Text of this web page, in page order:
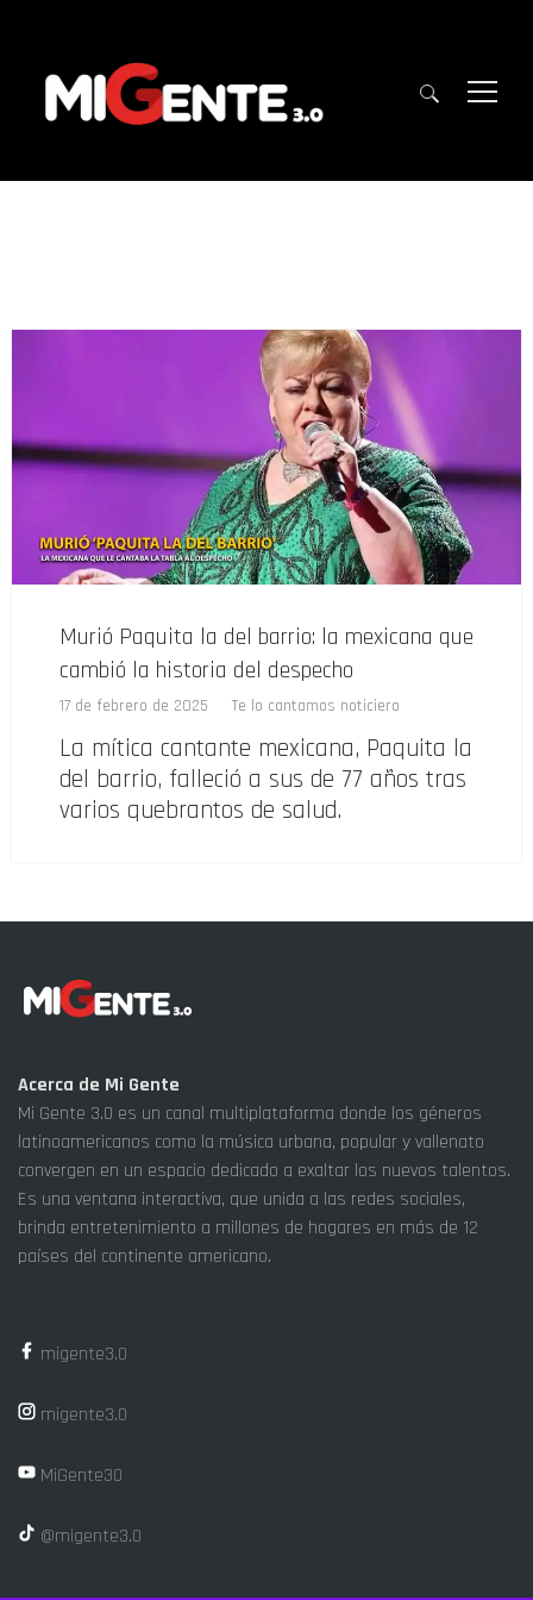
Murió Paquita la del barrio: la mexicana que
cambió la historia del despecho
17 de febrero de 2025 Te lo cantamos noticiero
La mítica cantante mexicana, Paquita la
del barrio, falleció a sus de 77 años tras
varios quebrantos de salud.
Acerca de Mi Gente
Mi Gente 3.0 es un canal multiplataforma donde los géneros
latinoamericanos como la música urbana, popular y vallenato
convergen en un espacio dedicado a exaltar los nuevos talentos.
Es una ventana interactiva, que unida a las redes sociales,
brinda entretenimiento a millones de hogares en más de 12
países del continente americano.
migente3.0
migente3.0
MiGente30
@migente3.0